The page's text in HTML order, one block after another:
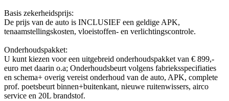
Basis zekerheidsprijs:
De prijs van de auto is INCLUSIEF een geldige APK,
tenaamstellingskosten, vloeistoffen- en verlichtingscontrole.
Onderhoudspakket:
U kunt kiezen voor een uitgebreid onderhoudspakket van € 899,-
euro met daarin o.a; Onderhoudsbeurt volgens fabrieksspecifiaties
en schema+ overig vereist onderhoud van de auto, APK, complete
prof. poetsbeurt binnen+buitenkant, nieuwe ruitenwissers, airco
service en 20L brandstof.